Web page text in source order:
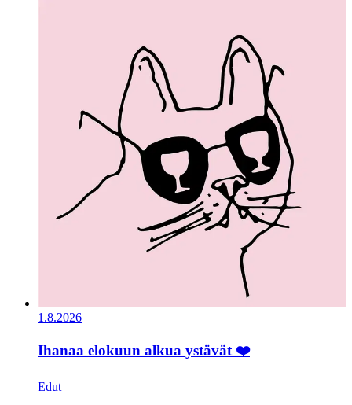
1.8.2026
Ihanaa elokuun alkua ystävät ❤️
Edut